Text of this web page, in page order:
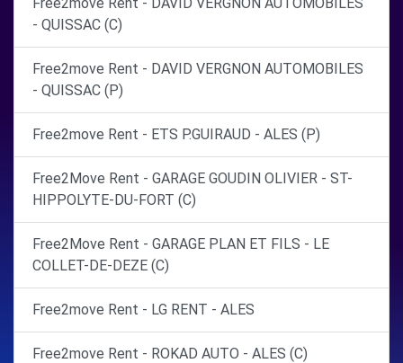
- QUISSAC (C)
Free2move Rent - DAVID VERGNON AUTOMOBILES
- QUISSAC (P)
Free2move Rent - ETS P.GUIRAUD - ALES (P)
Free2Move Rent - GARAGE GOUDIN OLIVIER - ST-
HIPPOLYTE-DU-FORT (C)
Free2Move Rent - GARAGE PLAN ET FILS - LE
COLLET-DE-DEZE (C)
Free2move Rent - LG RENT - ALES
Free2move Rent - ROKAD AUTO - ALES (C)